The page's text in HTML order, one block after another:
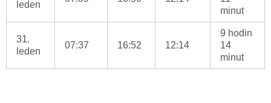
leden
minut
31.
leden
07:37 16:52 12:14
9 hodin
14
minut